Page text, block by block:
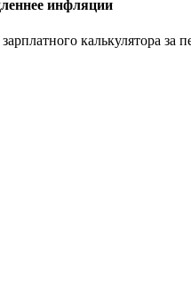
инфляции
калькулятора за